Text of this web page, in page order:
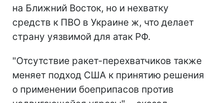
на Ближний Восток, но и нехватку
средств к ПВО в Украине ж, что делает
страну уязвимой для атак РФ.
"Отсутствие ракет-перехватчиков также
меняет подход США к принятию решения
о применении боеприпасов против